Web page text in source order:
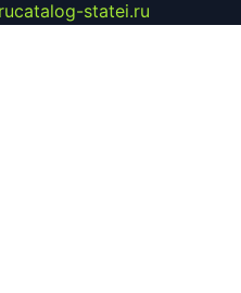
catalog-statei.ru